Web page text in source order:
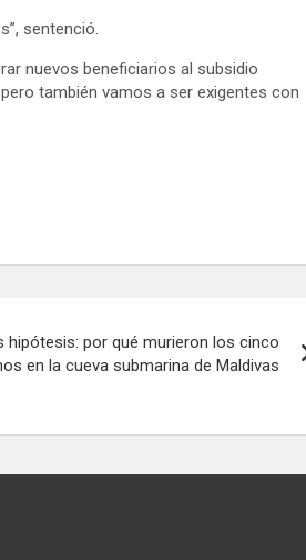
sentenció.
nuevos beneficiarios al subsidio
también vamos a ser exigentes con
hipótesis: por qué murieron los cinco
en la cueva submarina de Maldivas